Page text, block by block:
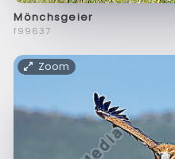
Mönchsgeier
f99637
Zoom